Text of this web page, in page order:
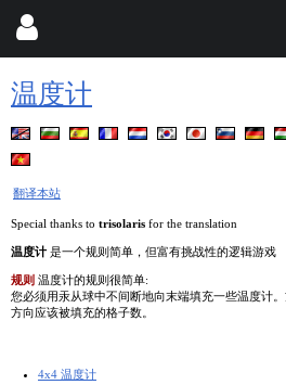
温度计
翻译本站
Special thanks to trisolaris for the translation
温度计 是一个规则简单，但富有挑战性的逻辑游戏
规则 温度计的规则很简单:
您必须用汞从球中不间断地向末端填充一些温度计
方向应该被填充的格子数。
4x4 温度计